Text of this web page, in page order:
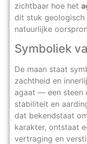
zichtbaar hoe het
dit stuk geologisch
natuurlijke
Symboliek
De maan staat
zachtheid en
agaat — een steen
stabiliteit en
dat bekendstaat
karakter, ontstaat
vertraging en